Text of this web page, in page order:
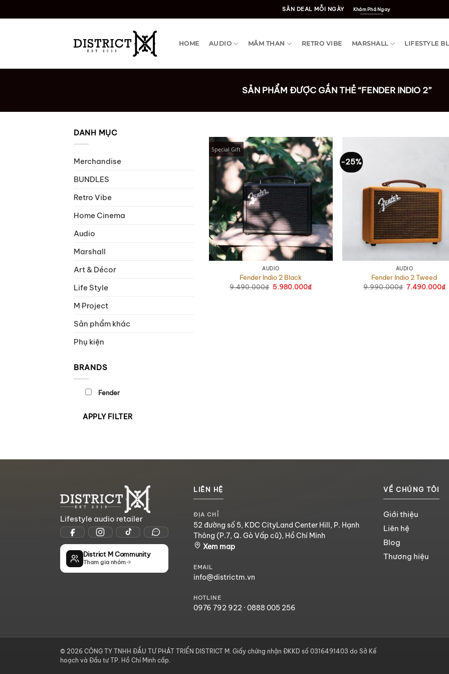
qua
SĂN DEAL MỖI NGÀY Khám Phá Ngay
HOME AUDIO MÂM THAN RETRO VIBE MARSHALL LIFESTYLE
SẢN PHẨM ĐƯỢC GẮN THẺ “FENDER INDIO 2”
DANH MỤC
Merchandise
BUNDLES
Retro Vibe
Home Cinema
Audio
Marshall
Art & Décor
Life Style
M Project
Sản phẩm khác
Phụ kiện
BRANDS
Fender
APPLY FILTER
Special Gift
AUDIO
Fender Indio 2 Black
9.490.000₫ Giá
5.980.000₫
-25%
AUDIO
Fender Indio 2 Tweed
9.990.000₫ Giá
7.490.000₫
Lifestyle audio retailer
District M Community
Tham gia nhóm
LIÊN HỆ
ĐỊA CHỈ
52 đường số 5, KDC CityLand Center Hill, P. Hạnh
Thông (P.7, Q. Gò Vấp cũ), Hồ Chí Minh
Xem map
EMAIL
info@districtm.vn
HOTLINE
0976 792 922 · 0888 005 256
VỀ CHÚNG TÔI
Giới thiệu
Liên hệ
Blog
Thương hiệu
© 2026 CÔNG TY TNHH ĐẦU TƯ PHÁT TRIỂN DISTRICT M. Giấy chứng nhận ĐKKD số 0316491403 do Sở Kế
hoạch và Đầu tư TP. Hồ Chí Minh cấp.